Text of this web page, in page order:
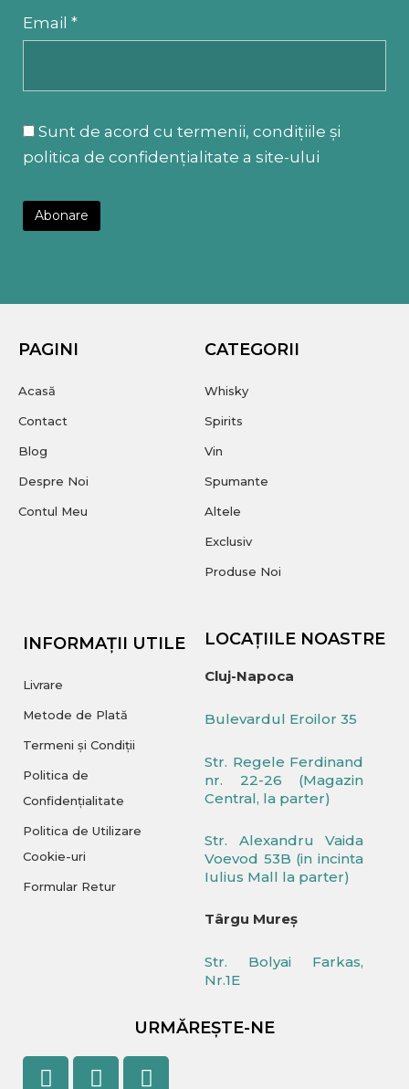
Email *
Sunt de acord cu termenii, condițiile și
politica de confidențialitate a site-ului
PAGINI
Acasă
Contact
Blog
Despre Noi
Contul Meu
CATEGORII
Whisky
Spirits
Vin
Spumante
Altele
Exclusiv
Produse Noi
INFORMAȚII UTILE
Livrare
Metode de Plată
Termeni și Condiții
Politica de
Confidențialitate
Politica de Utilizare
Cookie-uri
Formular Retur
LOCAȚIILE NOASTRE
Cluj-Napoca
Bulevardul Eroilor 35
Str. Regele Ferdinand
nr. 22-26 (Magazin
Central, la parter)
Str. Alexandru Vaida
Voevod 53B (in incinta
Iulius Mall la parter)
Târgu Mureș
Str. Bolyai Farkas,
Nr.1E
URMĂREȘTE-NE
Facebook
YoutubeInstagram